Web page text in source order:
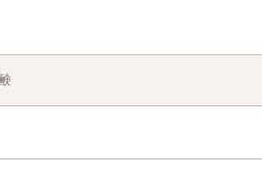
ります。 去年2019年よりワークショッ
様にはとても満足して頂いており、昨年
に開催していきす。また開催毎にアイテ
催する他では体験でき無いレザークラフ
。 皆様のご参加をお待ちしておりま